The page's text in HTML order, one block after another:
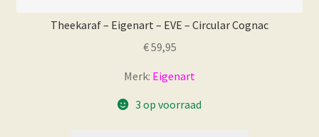
Theekaraf – Eigenart – EVE – Circular Cognac
€59,95
Merk: Eigenart
3 op voorraad